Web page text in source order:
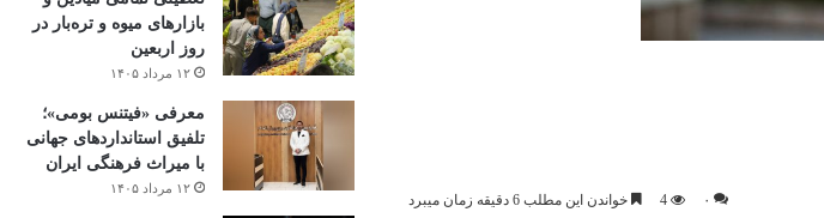
۰ 4 خواندن این مطلب 6 دقیقه زمان میبرد
بازارهای میوه و تره‌بار در
روز اربعین
۱۲ مرداد ۱۴۰۵
معرفی «فیتنس بومی»؛
تلفیق استانداردهای جهانی
با میراث فرهنگی ایران
۱۲ مرداد ۱۴۰۵